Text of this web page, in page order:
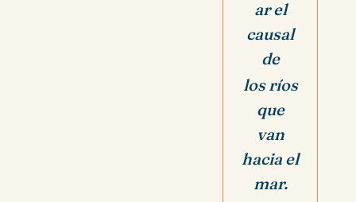
ar el
causal
de
los ríos
que
van
hacia el
mar.